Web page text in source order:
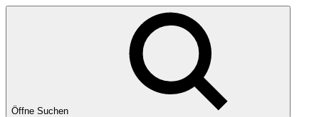
Öffne Suchen